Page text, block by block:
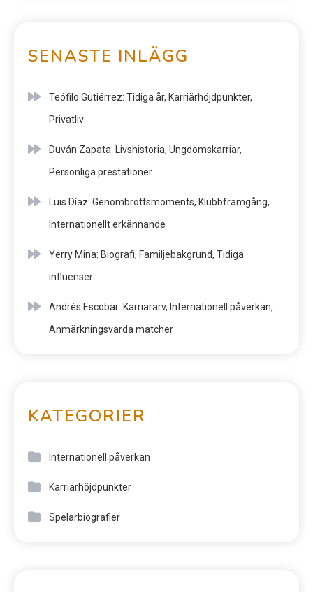
SENASTE INLÄGG
Teófilo Gutiérrez: Tidiga år, Karriärhöjdpunkter,
Privatliv
Duván Zapata: Livshistoria, Ungdomskarriär,
Personliga prestationer
Luis Díaz: Genombrottsmoments, Klubbframgång,
Internationellt erkännande
Yerry Mina: Biografi, Familjebakgrund, Tidiga
influenser
Andrés Escobar: Karriärarv, Internationell påverkan,
Anmärkningsvärda matcher
KATEGORIER
Internationell påverkan
Karriärhöjdpunkter
Spelarbiografier